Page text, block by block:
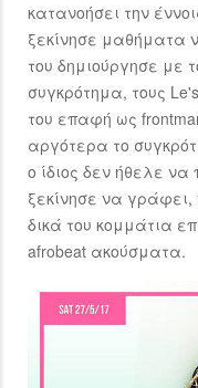
κατανοήσει την
ξεκίνησε μαθήματα
του δημιούργησε με
συγκρότημα, τους
του επαφή ως
αργότερα το
ο ίδιος δεν ήθελε να
ξεκίνησε να
δικά του κομμάτια
afrobeat ακούσματα.